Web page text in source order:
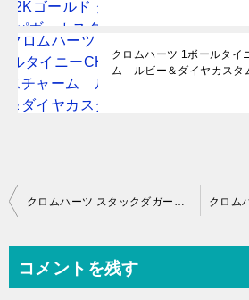
クロムハーツ 1ボールタイ
ム ルビー＆ダイヤカスタ
投
ビ
クロムハーツ スタックダガーチャーム 22K ダイヤパヴェカスタム
コメントを残す